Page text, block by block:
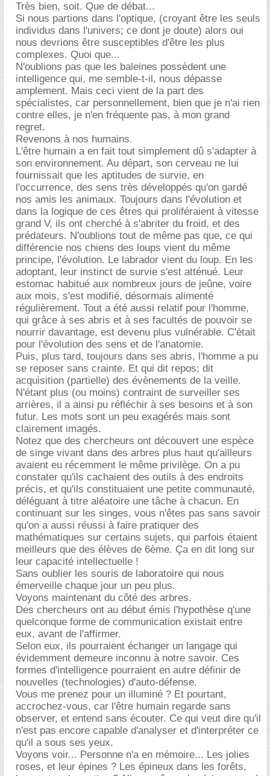
Très bien, soit. Que de débat...
Si nous partions dans l'optique, (croyant être les seuls
individus dans l'univers; ce dont je doute) alors oui
nous devrions être susceptibles d'être les plus
complexes. Quoi que...
N'oublions pas que les baleines possèdent une
intelligence qui, me semble-t-il, nous dépasse
amplement. Mais ceci vient de la part des
spécialistes, car personnellement, bien que je n'ai rien
contre elles, je n'en fréquente pas, à mon grand
regret.
Revenons à nos humains.
L'être humain a en fait tout simplement dû s'adapter à
son environnement. Au départ, son cerveau ne lui
fournissait que les aptitudes de survie, en
l'occurrence, des sens très développés qu'on gardé
nos amis les animaux. Toujours dans l'évolution et
dans la logique de ces êtres qui proliféraient à vitesse
grand V, ils ont cherché à s'abriter du froid, et des
prédateurs. N'oublions tout de même pas que, ce qui
différencie nos chiens des loups vient du même
principe, l'évolution. Le labrador vient du loup. En les
adoptant, leur instinct de survie s'est atténué. Leur
estomac habitué aux nombreux jours de jeûne, voire
aux mois, s'est modifié, désormais alimenté
régulièrement. Tout a été aussi relatif pour l'homme,
qui grâce à ses abris et à ses facultés de pouvoir se
nourrir davantage, est devenu plus vulnérable. C'était
pour l'évolution des sens et de l'anatomie.
Puis, plus tard, toujours dans ses abris, l'homme a pu
se reposer sans crainte. Et qui dit repos; dit
acquisition (partielle) des évènements de la veille.
N'étant plus (ou moins) contraint de surveiller ses
arrières, il a ainsi pu réfléchir à ses besoins et à son
futur. Les mots sont un peu exagérés mais sont
clairement imagés.
Notez que des chercheurs ont découvert une espèce
de singe vivant dans des arbres plus haut qu'ailleurs
avaient eu récemment le même privilège. On a pu
constater qu'ils cachaient des outils à des endroits
précis, et qu'ils constituaient une petite communauté,
déléguant à titre aléatoire une tâche à chacun. En
continuant sur les singes, vous n'êtes pas sans savoir
qu'on a aussi réussi à faire pratiquer des
mathématiques sur certains sujets, qui parfois étaient
meilleurs que des élèves de 6ème. Ça en dit long sur
leur capacité intellectuelle !
Sans oublier les souris de laboratoire qui nous
émerveille chaque jour un peu plus.
Voyons maintenant du côté des arbres.
Des chercheurs ont au début émis l'hypothèse q'une
quelconque forme de communication existait entre
eux, avant de l'affirmer.
Selon eux, ils pourraient échanger un langage qui
évidemment demeure inconnu à notre savoir. Ces
formes d'intelligence pourraient en autre définir de
nouvelles (technologies) d'auto-défense.
Vous me prenez pour un illuminé ? Et pourtant,
accrochez-vous, car l'être humain regarde sans
observer, et entend sans écouter. Ce qui veut dire qu'il
n'est pas encore capable d'analyser et d'interpréter ce
qu'il a sous ses yeux.
Voyons voir... Personne n'a en mémoire... Les jolies
roses, et leur épines ? Les épineux dans les forêts,